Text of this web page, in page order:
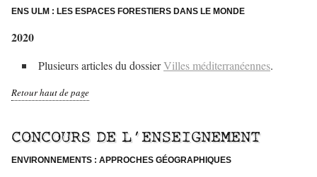
ENS ULM : LES ESPACES FORESTIERS DANS LE MONDE
2020
Plusieurs articles du dossierVilles méditerranéennes.
Retour haut de page
CONCOURS DE L’ENSEIGNEMENT
ENVIRONNEMENTS : APPROCHES GÉOGRAPHIQUES